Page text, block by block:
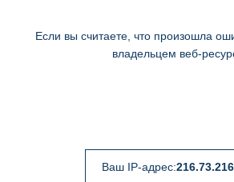
Если вы считаете, что произошла
владельцем веб-
Ваш IP-адрес: